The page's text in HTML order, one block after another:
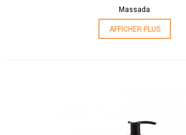
Massada
AFFICHER PLUS